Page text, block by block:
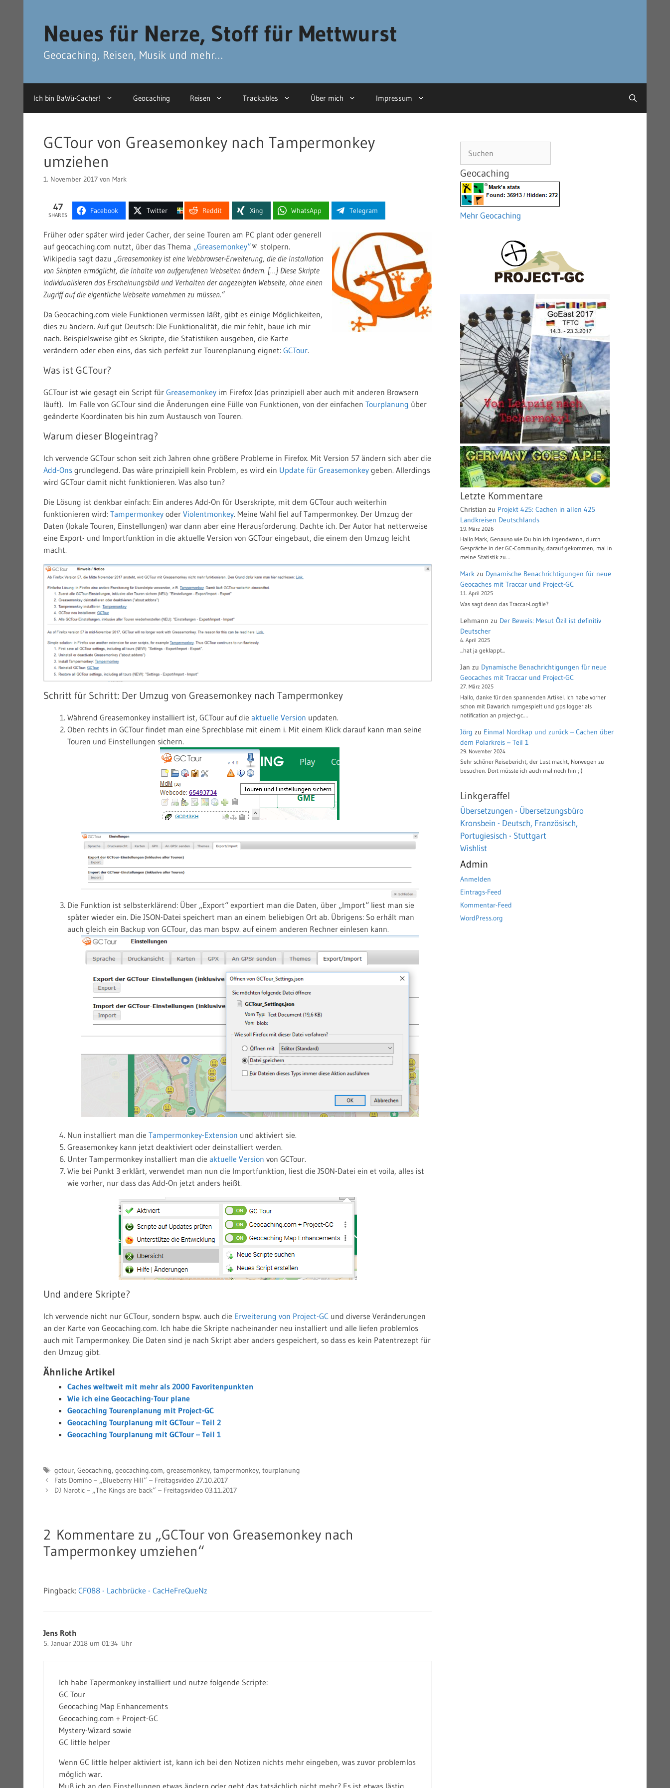
Neues für Nerze, Stoff für Mettwurst
Geocaching, Reisen, Musik und mehr…
Ich bin BaWü-Cacher! Geocaching Reisen Trackables Über mich Impressum
GCTour von Greasemonkey nach Tampermonkey
umziehen
1. November 2017 von Mark
47
SHARES
Facebook Twitter Reddit Xing WhatsApp Telegram
Früher oder später wird jeder Cacher, der seine Touren am PC plant oder generell
auf geocaching.com nutzt, über das Thema „Greasemonkey“
stolpern.
Wikipedia sagt dazu „Greasemonkey ist eine Webbrowser-Erweiterung, die die Installation
von Skripten ermöglicht, die Inhalte von aufgerufenen Webseiten ändern. […] Diese Skripte
individualisieren das Erscheinungsbild und Verhalten der angezeigten Webseite, ohne einen
Zugriff auf die eigentliche Webseite vornehmen zu müssen.“
Da Geocaching.com viele Funktionen vermissen läßt, gibt es einige Möglichkeiten,
dies zu ändern. Auf gut Deutsch: Die Funktionalität, die mir fehlt, baue ich mir
nach. Beispielsweise gibt es Skripte, die Statistiken ausgeben, die Karte
verändern oder eben eins, das sich perfekt zur Tourenplanung eignet: GCTour.
Was ist GCTour?
GCTour ist wie gesagt ein Script für Greasemonkey im Firefox (das prinzipiell aber auch mit anderen Browsern
läuft). Im Falle von GCTour sind die Änderungen eine Fülle von Funktionen, von der einfachen Tourplanung über
geänderte Koordinaten bis hin zum Austausch von Touren.
Warum dieser Blogeintrag?
Ich verwende GCTour schon seit zich Jahren ohne größere Probleme in Firefox. Mit Version 57 ändern sich aber die
Add-Ons grundlegend. Das wäre prinzipiell kein Problem, es wird ein Update für Greasemonkey geben. Allerdings
wird GCTour damit nicht funktionieren. Was also tun?
Die Lösung ist denkbar einfach: Ein anderes Add-On für Userskripte, mit dem GCTour auch weiterhin
funktionieren wird: Tampermonkey oder Violentmonkey. Meine Wahl fiel auf Tampermonkey. Der Umzug der
Daten (lokale Touren, Einstellungen) war dann aber eine Herausforderung. Dachte ich. Der Autor hat netterweise
eine Export- und Importfunktion in die aktuelle Version von GCTour eingebaut, die einem den Umzug leicht
macht.
Schritt für Schritt: Der Umzug von Greasemonkey nach Tampermonkey
Während Greasemonkey installiert ist, GCTour auf die aktuelle Version updaten.
Oben rechts in GCTour findet man eine Sprechblase mit einem i. Mit einem Klick darauf kann man seine
Touren und Einstellungen sichern.
Die Funktion ist selbsterklärend: Über „Export“ exportiert man die Daten, über „Import“ liest man sie
später wieder ein. Die JSON-Datei speichert man an einem beliebigen Ort ab. Übrigens: So erhält man
auch gleich ein Backup von GCTour, das man bspw. auf einem anderen Rechner einlesen kann.
Nun installiert man die Tampermonkey-Extension und aktiviert sie.
Greasemonkey kann jetzt deaktiviert oder deinstalliert werden.
Unter Tampermonkey installiert man die aktuelle Version von GCTour.
Wie bei Punkt 3 erklärt, verwendet man nun die Importfunktion, liest die JSON-Datei ein et voila, alles ist
wie vorher, nur dass das Add-On jetzt anders heißt.
Und andere Skripte?
Ich verwende nicht nur GCTour, sondern bspw. auch die Erweiterung von Project-GC und diverse Veränderungen
an der Karte von Geocaching.com. Ich habe die Skripte nacheinander neu installiert und alle liefen problemlos
auch mit Tampermonkey. Die Daten sind je nach Skript aber anders gespeichert, so dass es kein Patentrezept für
den Umzug gibt.
Ähnliche Artikel
Caches weltweit mit mehr als 2000 Favoritenpunkten
Wie ich eine Geocaching-Tour plane
Geocaching Tourenplanung mit Project-GC
Geocaching Tourplanung mit GCTour – Teil 2
Geocaching Tourplanung mit GCTour – Teil 1
Schlagwörter
gctour, Geocaching, geocaching.com, greasemonkey, tampermonkey, tourplanung
Fats Domino – „Blueberry Hill“ – Freitagsvideo 27.10.2017
DJ Narotic – „The Kings are back“ – Freitagsvideo 03.11.2017
2 Kommentare zu „GCTour von Greasemonkey nach
Tampermonkey umziehen“
Pingback: CF088 - Lachbrücke - CacHeFreQueNz
Jens Roth
5. Januar 2018 um 01:34 Uhr
Ich habe Tapermonkey installiert und nutze folgende Scripte:
GC Tour
Geocaching Map Enhancements
Geocaching.com + Project-GC
Mystery-Wizard sowie
GC little helper
Wenn GC little helper aktiviert ist, kann ich bei den Notizen nichts mehr eingeben, was zuvor problemlos
möglich war.
Muß ich an den Einstellungen etwas ändern oder geht das tatsächlich nicht mehr? Es ist etwas lästig,
Geocaching
Mehr Geocaching
Letzte Kommentare
Christian zu Projekt 425: Cachen in allen 425
Landkreisen Deutschlands
19. März 2026
Hallo Mark, Genauso wie Du bin ich irgendwann, durch
Gespräche in der GC-Community, darauf gekommen, mal in
meine Statistik zu…
Mark zu Dynamische Benachrichtigungen für neue
Geocaches mit Traccar und Project-GC
11. April 2025
Was sagt denn das Traccar-Logfile?
Lehmann zu Der Beweis: Mesut Özil ist definitiv
Deutscher
4. April 2025
...hat ja geklappt...
Jan zu Dynamische Benachrichtigungen für neue
Geocaches mit Traccar und Project-GC
27. März 2025
Hallo, danke für den spannenden Artikel. Ich habe vorher
schon mit Dawarich rumgespielt und gps logger als
notification an project-gc.…
Jörg zu Einmal Nordkap und zurück – Cachen über
dem Polarkreis – Teil 1
29. November 2024
Sehr schöner Reisebericht, der Lust macht, Norwegen zu
besuchen. Dort müsste ich auch mal noch hin ;-)
Linkgeraffel
Übersetzungen - Übersetzungsbüro
Kronsbein - Deutsch, Französisch,
Portugiesisch - Stuttgart
Wishlist
Admin
Anmelden
Eintrags-Feed
Kommentar-Feed
WordPress.org